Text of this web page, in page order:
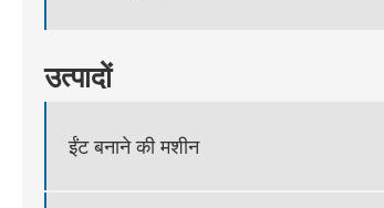
उत्पादों
ईंट बनाने की मशीन